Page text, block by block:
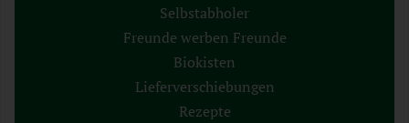
Selbstabholer
Freunde werben Freunde
Biokisten
Lieferverschiebungen
Rezepte